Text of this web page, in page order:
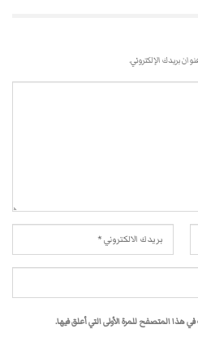
بريدك الإلكتروني.
هذا المتصفح للمرة الأولى التي أعلق فيها.